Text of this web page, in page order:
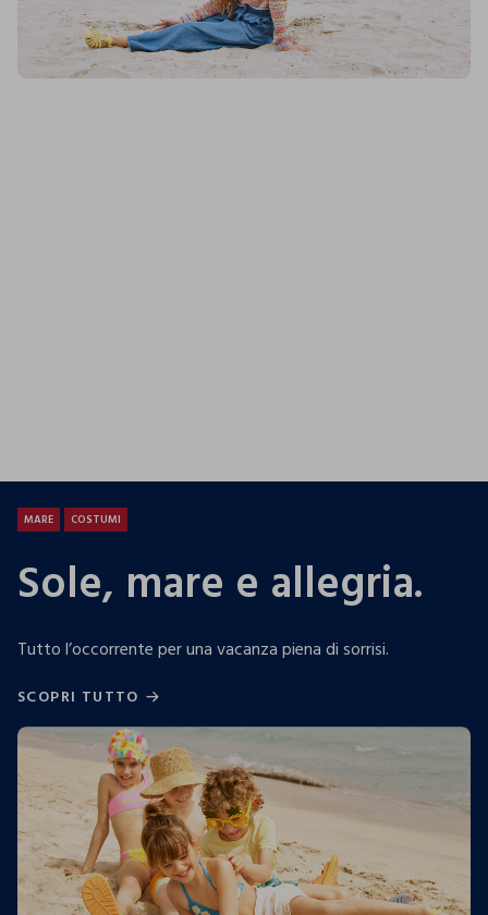
MARE COSTUMI
Sole, mare e allegria.
Tutto l’occorrente per una vacanza piena di sorrisi.
SCOPRI TUTTO
SCOPRI TUTTO